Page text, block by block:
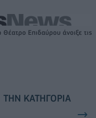
Επιδαύρου άνοιξε τις
ΤΗΝ ΚΑΤΗΓΟΡΊΑ